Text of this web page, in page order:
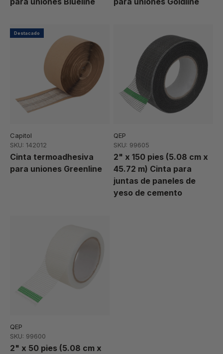
Destacado
Capitol
SKU: 142012
Cinta termoadhesiva
para uniones Greenline
QEP
SKU: 99605
2" x 150 pies (5.08 cm x
45.72 m) Cinta para
juntas de paneles de
yeso de cemento
QEP
SKU: 99600
2" x 50 pies (5.08 cm x